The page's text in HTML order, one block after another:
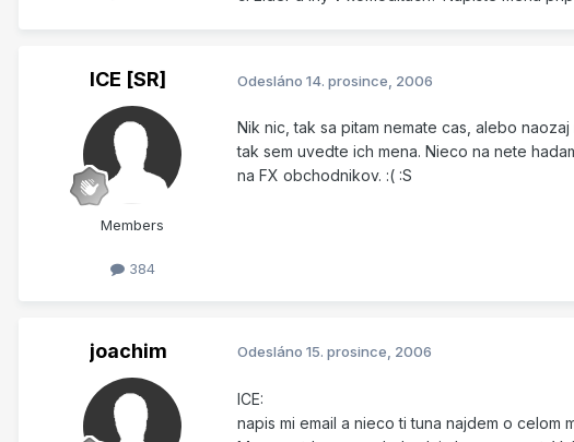
ICE [SR]
Members
384
Odesláno 14. prosince, 2006
Nik nic, tak sa pitam nemate cas, alebo
tak sem uvedte ich mena. Nieco na nete
na FX obchodnikov. :( :S
joachim Odesláno 15. prosince, 2006
ICE:
napis mi email a nieco ti tuna najdem o celom